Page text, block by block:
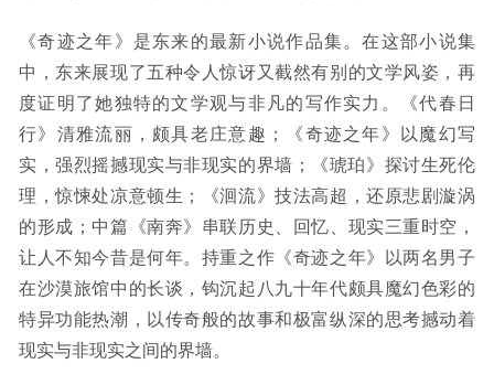
《奇迹之年》是东来的最新小说作品集。在这部小说集
中，东来展现了五种令人惊讶又截然有别的文学风姿，再
度证明了她独特的文学观与非凡的写作实力。《代春日
行》清雅流丽，颇具老庄意趣；《奇迹之年》以魔幻写
实，强烈摇撼现实与非现实的界墙；《琥珀》探讨生死伦
理，惊悚处凉意顿生；《洄流》技法高超，还原悲剧漩涡
的形成；中篇《南奔》串联历史、回忆、现实三重时空，
让人不知今昔是何年。持重之作《奇迹之年》以两名男子
在沙漠旅馆中的长谈，钩沉起八九十年代颇具魔幻色彩的
特异功能热潮，以传奇般的故事和极富纵深的思考撼动着
现实与非现实之间的界墙。